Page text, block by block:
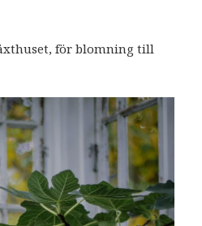
för blomning till